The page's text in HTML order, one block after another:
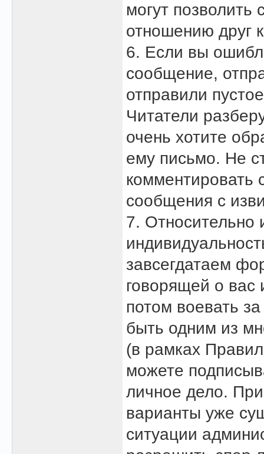
могут
отношению друг к
6. Если вы
сообщение,
отправили
Читатели
очень хотите
ему письмо. Не
комментировать
сообщения с
7.
завсегдатаем
говорящей о вас
потом воевать
быть одним из
(в рамках
можете
личное дело.
варианты уже
ситуации